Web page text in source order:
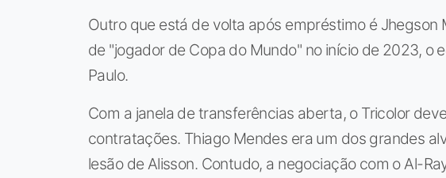
Outro que está de volta após empréstimo é
de "jogador de Copa do Mundo" no início de 2023, o
Paulo.
Com a janela de transferências aberta, o Tricolor
contratações. Thiago Mendes era um dos grandes
lesão de Alisson. Contudo, a negociação com o Al-